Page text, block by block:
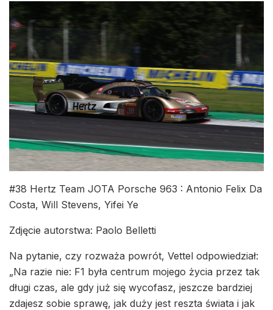
#38 Hertz Team JOTA Porsche 963 : Antonio Felix Da
Costa, Will Stevens, Yifei Ye
Zdjęcie autorstwa: Paolo Belletti
Na pytanie, czy rozważa powrót, Vettel odpowiedział:
„Na razie nie: F1 była centrum mojego życia przez tak
długi czas, ale gdy już się wycofasz, jeszcze bardziej
zdajesz sobie sprawę, jak duży jest reszta świata i jak